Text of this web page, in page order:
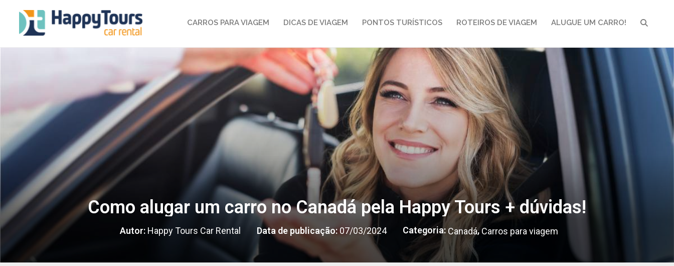
CARROS PARA VIAGEM DICAS DE VIAGEM PONTOS TURÍSTICOS ROTEIROS DE VIAGEM ALUGUE UM CARRO!
Como alugar um carro no Canadá pela Happy Tours + dúvidas!
Autor: Happy Tours Car Rental Data de publicação:07/03/2024 Categoria: Canadá,Carros para viagem